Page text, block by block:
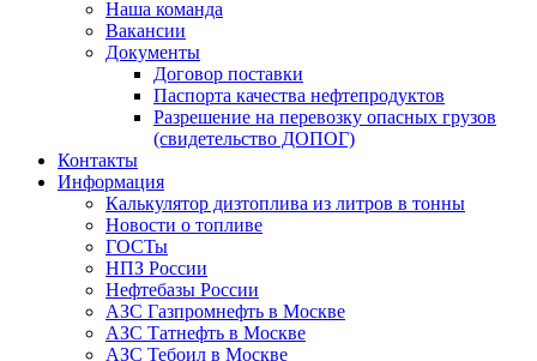
Наша команда
Вакансии
Документы
Договор поставки
Паспорта качества нефтепродуктов
Разрешение на перевозку опасных грузов
(свидетельство ДОПОГ)
Контакты
Информация
Калькулятор дизтоплива из литров в тонны
Новости о топливе
ГОСТы
НПЗ России
Нефтебазы России
АЗС Газпромнефть в Москве
АЗС Татнефть в Москве
АЗС Тебоил в Москве